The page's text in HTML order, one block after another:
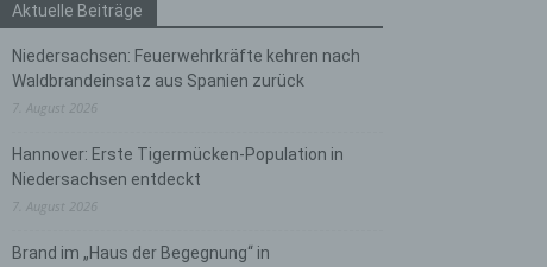
Aktuelle Beiträge
Niedersachsen: Feuerwehrkräfte kehren nach
Waldbrandeinsatz aus Spanien zurück
7. August 2026
Hannover: Erste Tigermücken-Population in
Niedersachsen entdeckt
7. August 2026
Brand im „Haus der Begegnung“ in